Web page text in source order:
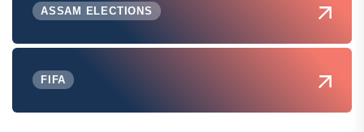
ASSAM ELECTIONS
FIFA